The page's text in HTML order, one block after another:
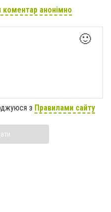
коментар анонімно
🙂
з Правилами сайту